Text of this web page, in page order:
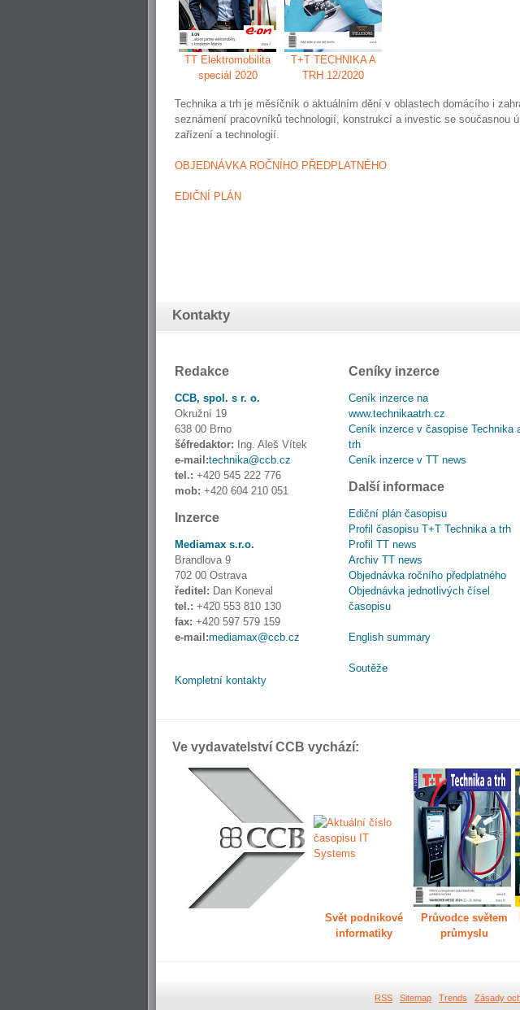
TT Elektromobilita
speciál 2020
T+T TECHNIKA A
TRH 12/2020
Technika a trh je měsíčník o aktuálním dění v oblastech domácího i
seznámení pracovníků technologií, konstrukcí a investic se současnou
zařízení a technologií.
OBJEDNÁVKA ROČNÍHO PŘEDPLATNÉHO
EDIČNÍ PLÁN
Kontakty
Redakce
CCB, spol. s r. o.
Okružní 19
638 00 Brno
šéfredaktor: Ing. Aleš Vítek
e-mail:technika@ccb.cz
tel.: +420 545 222 776
mob: +420 604 210 051
Inzerce
Mediamax s.r.o.
Brandlova 9
702 00 Ostrava
ředitel: Dan Koneval
tel.: +420 553 810 130
fax: +420 597 579 159
e-mail:mediamax@ccb.cz
Kompletní kontakty
Ceníky inzerce
Ceník inzerce na
www.technikaatrh.cz
Ceník inzerce v časopise Technika
trh
Ceník inzerce v TT news
Další informace
Ediční plán časopisu
Profil časopisu T+T Technika a trh
Profil TT news
Archiv TT news
Objednávka ročního předplatného
Objednávka jednotlivých čísel
časopisu
English summary
Soutěže
Ve vydavatelství CCB vychází:
Svět podnikové
informatiky
Průvodce světem
průmyslu
RSS Sitemap Trends Zásady